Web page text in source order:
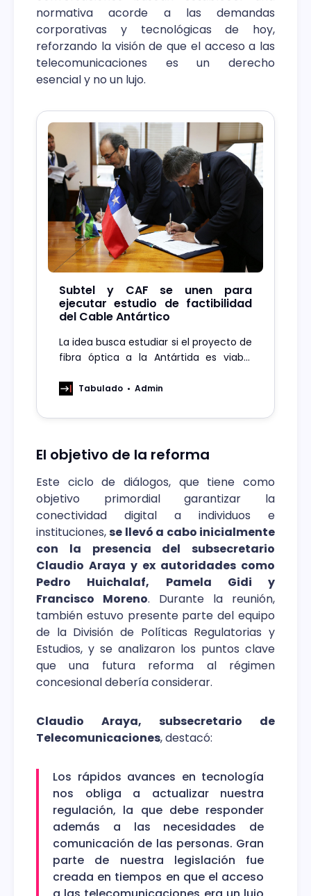
normativa acorde a las demandas
corporativas y tecnológicas de hoy,
reforzando la visión de que el acceso a las
telecomunicaciones es un derecho
esencial y no un lujo.
Subtel y CAF se unen para
ejecutar estudio de factibilidad
del Cable Antártico
La idea busca estudiar si el proyecto de
fibra óptica a la Antártida es viable
Tabulado Admin
El objetivo de la reforma
Este ciclo de diálogos, que tiene como
objetivo primordial garantizar la
conectividad digital a individuos e
instituciones,se llevó a cabo inicialmente
con la presencia del subsecretario
Claudio Araya y ex autoridades como
Pedro Huichalaf, Pamela Gidi y
Francisco Moreno. Durante la reunión,
también estuvo presente parte del equipo
de la División de Políticas Regulatorias y
Estudios, y se analizaron los puntos clave
que una futura reforma al régimen
concesional debería considerar.
Claudio Araya, subsecretario de
Telecomunicaciones, destacó:
Los rápidos avances en tecnología
nos obliga a actualizar nuestra
regulación, la que debe responder
además a las necesidades de
comunicación de las personas. Gran
parte de nuestra legislación fue
creada en tiempos en que el acceso